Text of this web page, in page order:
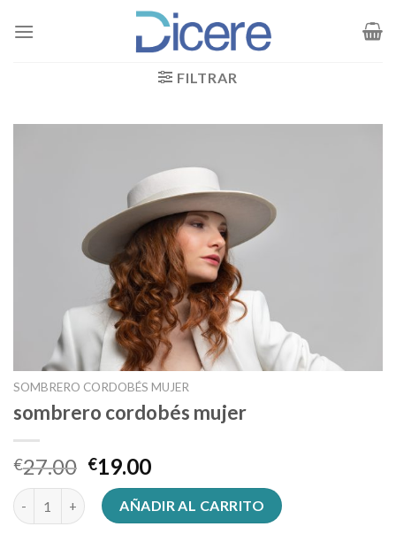
FILTRAR
SOMBRERO CORDOBÉS MUJER
sombrero cordobés mujer
€27.00 €19.00
sombrero cordobés mujer cantidad
AÑADIR AL CARRITO